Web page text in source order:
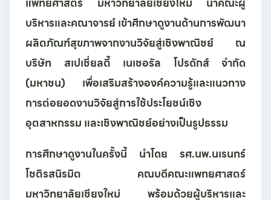
บริหารและคณาจารย์ เข้าศึกษาดูงานด้านการพัฒนา
ผลิตภัณฑ์สุขภาพจากงานวิจัยสู่เชิงพาณิชย์ ณ
บริษัท สเปเชี่ยลตี้ เนเชอรัล โปรดักส์ จำกัด
(มหาชน) เพื่อเสริมสร้างองค์ความรู้และแนวทาง
การต่อยอดงานวิจัยสู่การใช้ประโยชน์เชิง
อุตสาหกรรม และเชิงพาณิชย์อย่างเป็นรูปธรรม
การศึกษาดูงานในครั้งนี้ นำโดย รศ.นพ.นเรนทร์
โชติรสนิรมิต คณบดีคณะแพทยศาสตร์
มหาวิทยาลัยเชียงใหม่ พร้อมด้วยผู้บริหารและ